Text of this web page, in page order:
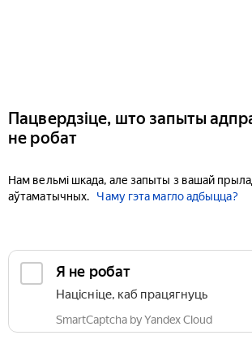
Пацвердзіце, што запыты
не робат
Нам вельмі шкада, але запыты з вашай
аўтаматычных.
Чаму гэта магло адбыцца?
Я не робат
Націсніце, каб працягнуць
SmartCaptcha by Yandex Cloud